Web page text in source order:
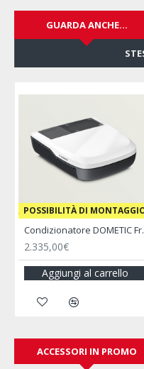
GUARDA ANCHE...
POSSIBILITÀ DI
2.335,00€
Aggiungi al carrello
ACCESSORI IN PROMO